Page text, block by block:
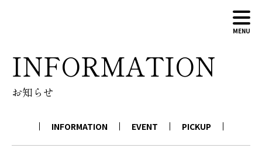
MENU
ABOUT
WINERY
CONTACT
INFORMATION
お知らせ
INFORMATION EVENT PICKUP